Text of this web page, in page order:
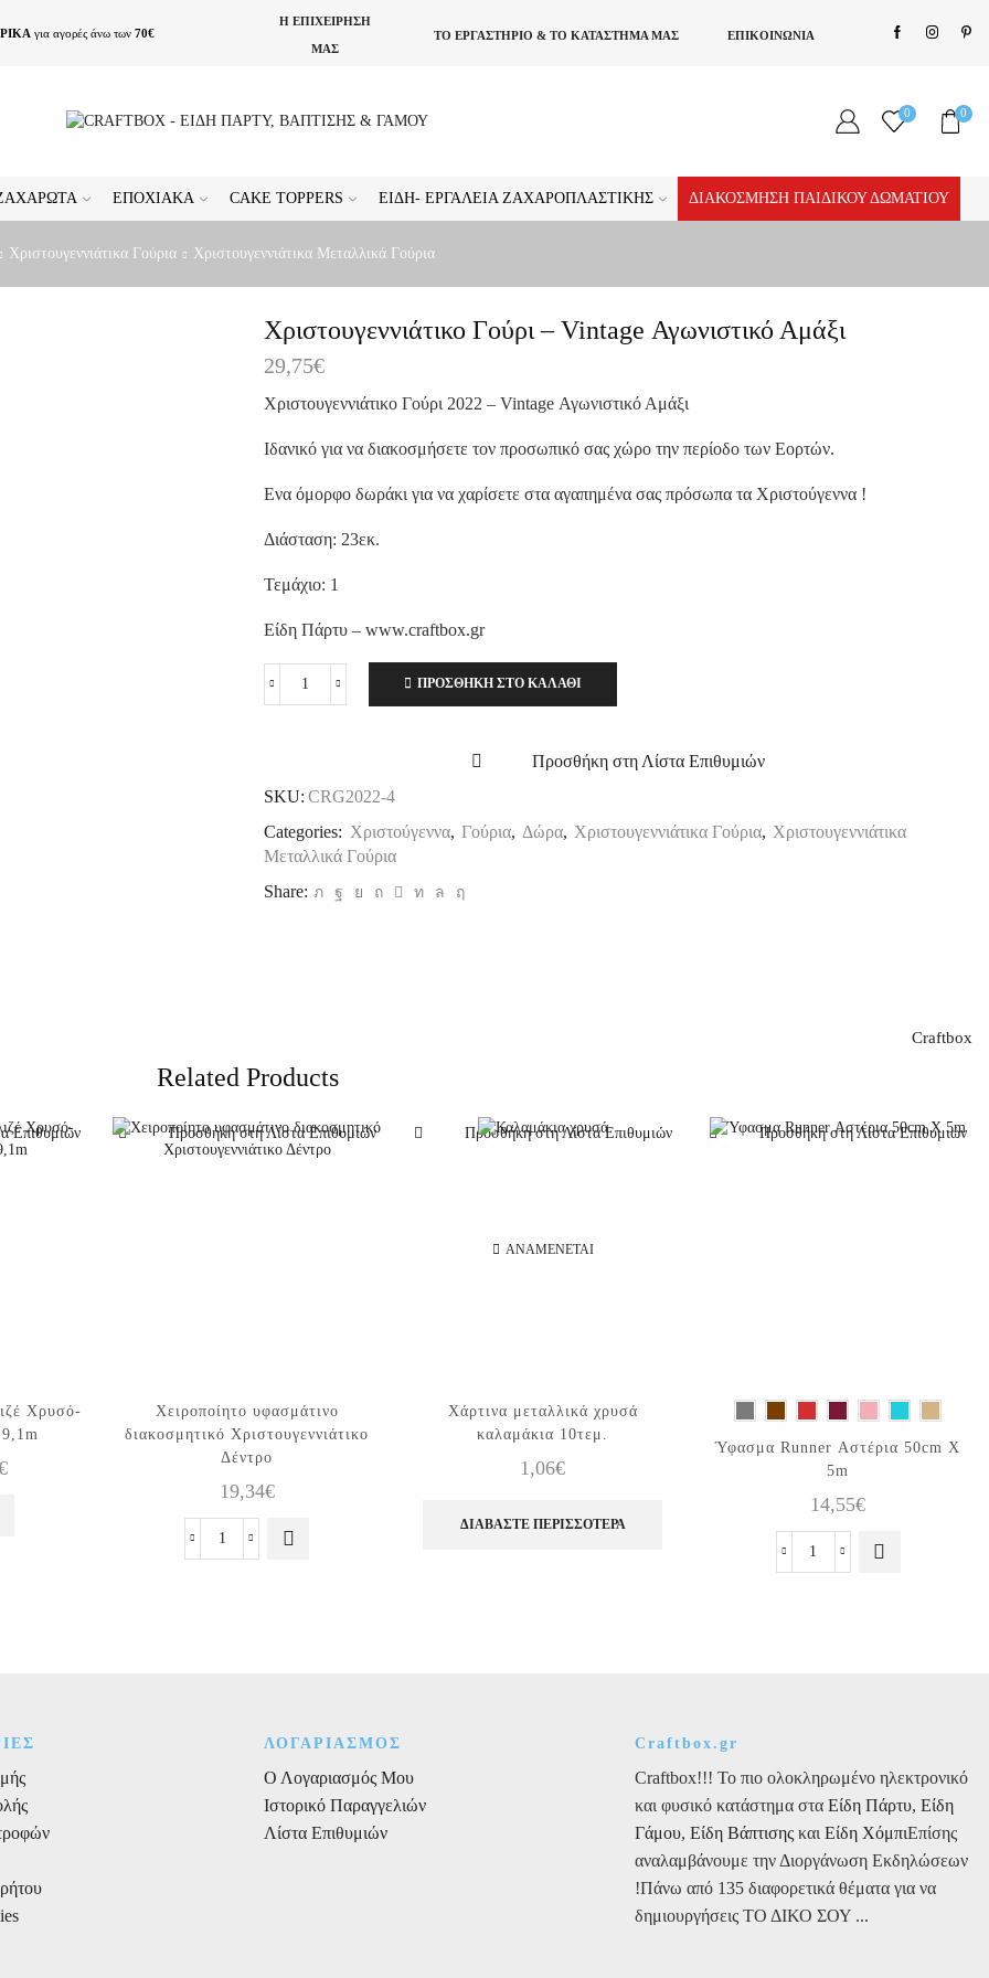
για αγορές άνω των 70€
Η ΕΠΙΧΕΙΡΗΣΗ
ΜΑΣ
ΤΟ ΕΡΓΑΣΤΗΡΙΟ & ΤΟ ΚΑΤΑΣΤΗΜΑ ΜΑΣ ΕΠΙΚΟΙΝΩΝΙΑ
0 0
ΕΠΟΧΙΑΚΆ CAKE TOPPERS ΕΊΔΗ- ΕΡΓΑΛΕΊΑ ΖΑΧΑΡΟΠΛΑΣΤΙΚΉΣ ΔΙΑΚΌΣΜΗΣΗ ΠΑΙΔΙΚΟΎ ΔΩΜΑΤΊΟΥ
Χριστουγεννιάτικα Γούρια Χριστουγεννιάτικα Μεταλλικά Γούρια
Χριστουγεννιάτικο Γούρι – Vintage Αγωνιστικό Αμάξι
29,75€
Χριστουγεννιάτικο Γούρι 2022 – Vintage Αγωνιστικό Αμάξι
Ιδανικό για να διακοσμήσετε τον προσωπικό σας χώρο την περίοδο των Εορτών.
Ενα όμορφο δωράκι για να χαρίσετε στα αγαπημένα σας πρόσωπα τα Χριστούγεννα !
Διάσταση: 23εκ.
Τεμάχιο: 1
Είδη Πάρτυ – www.craftbox.gr
Χριστουγεννιάτικο
Αμάξι
ποσότητα
ΠΡΟΣΘΉΚΗ ΣΤΟ ΚΑΛΆΘΙ
Προσθήκη στη Λίστα Επιθυμιών
SKU: CRG2022-4
Categories: Χριστούγεννα, Γούρια, Δώρα, Χριστουγεννιάτικα Γούρια, Χριστουγεννιάτικα
Μεταλλικά Γούρια
Share:
Craftbox
Related Products
Επιθυμιών
Χρυσό-
Price
Προσθήκη στη Λίστα Επιθυμιών
Χειροποίητο υφασμάτινο
διακοσμητικό Χριστουγεννιάτικο
Δέντρο
19,34€
Χειροποίητο
Αυτό το
προϊόν έχει
παραλλαγές.
μπορούν να
Προσθήκη στη Λίστα Επιθυμιών
ΑΝΑΜΈΝΕΤΑΙ
Χάρτινα μεταλλικά χρυσά
καλαμάκια 10τεμ.
1,06€
ΔΙΑΒΆΣΤΕ ΠΕΡΙΣΣΌΤΕΡΑ
Προσθήκη στη Λίστα Επιθυμιών
Ύφασμα Runner Αστέρια 50cm X
5m
14,55€
Ύφασμα
Αυτό το
προϊόν έχει
παραλλαγές.
μπορούν να
ΛΟΓΑΡΙΑΣΜΟΣ
Ο Λογαριασμός Μου
Ιστορικό Παραγγελιών
Λίστα Επιθυμιών
Craftbox.gr
Craftbox!!! Το πιο ολοκληρωμένο ηλεκτρονικό
και φυσικό κατάστημα στα Είδη Πάρτυ, Είδη
Γάμου, Είδη Βάπτισης και Είδη ΧόμπιΕπίσης
αναλαμβάνουμε την Διοργάνωση Εκδηλώσεων
!Πάνω από 135 διαφορετικά θέματα για να
δημιουργήσεις ΤΟ ΔΙΚΟ ΣΟΥ ...